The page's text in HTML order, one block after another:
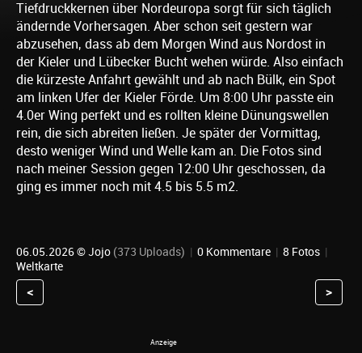
Tiefdruckkernen über Nordeuropa sorgt für sich täglich
ändernde Vorhersagen. Aber schon seit gestern war
abzusehen, dass ab dem Morgen Wind aus Nordost in
der Kieler und Lübecker Bucht wehen würde. Also einfach
die kürzeste Anfahrt gewählt und ab nach Bülk, ein Spot
am linken Ufer der Kieler Förde. Um 8:00 Uhr passte ein
4.0er Wing perfekt und es rollten kleine Dünungswellen
rein, die sich abreiten ließen. Je später der Vormittag,
desto weniger Wind und Welle kam an. Die Fotos sind
nach meiner Session gegen 12:00 Uhr geschossen, da
ging es immer noch mit 4.5 bis 5.5 m2.
06.05.2026 ©Jojo (373 Uploads) | 0 Kommentare | 8 Fotos |
Weltkarte
< >